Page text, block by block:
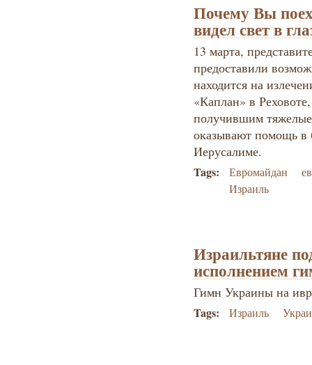
Почему Вы
видел свет в
13 марта,
предоставили
находится на
«Каплан» в
получившим
оказывают помощь в
Иерусалиме.
Tags: Евромайдан
Израиль
Израильтяне
исполнением
Гимн Украины на
Tags: Израиль